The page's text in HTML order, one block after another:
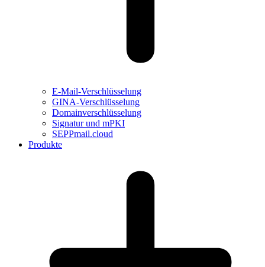
E-Mail-Verschlüsselung
GINA-Verschlüsselung
Domainverschlüsselung
Signatur und mPKI
SEPPmail.cloud
Produkte